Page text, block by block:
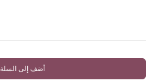
أضف إلى السلة